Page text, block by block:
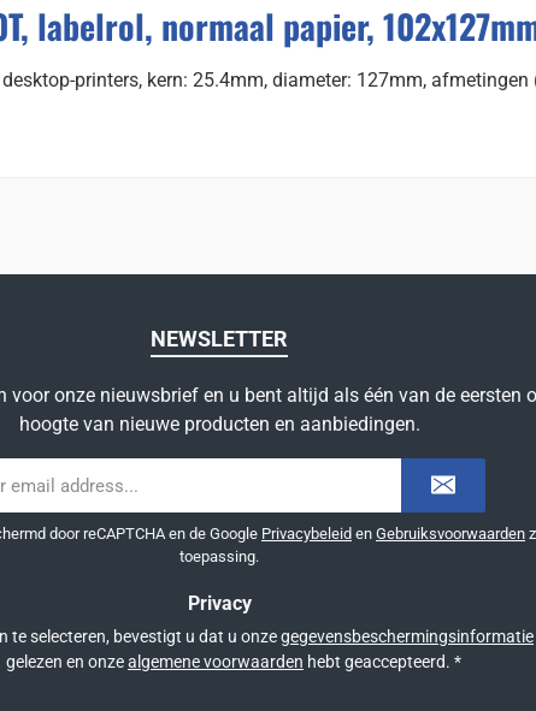
labelrol, normaal papier,
printers, kern: 25.4mm, diameter: 127mm,
NEWSLETTER
voor onze nieuwsbrief en u bent altijd als één van de eersten
hoogte van nieuwe producten en aanbiedingen.
door reCAPTCHA en de Google Privacybeleid en Gebruiksvoorwaarden
toepassing.
Privacy
te selecteren, bevestigt u dat u onzegegevensbeschermingsinformatie
gelezen en onzealgemene voorwaarden hebt geaccepteerd. *